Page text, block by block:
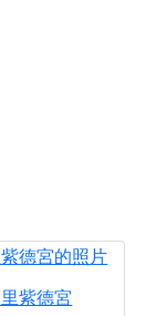
紫德宮